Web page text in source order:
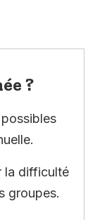
?
la difficulté
groupes.